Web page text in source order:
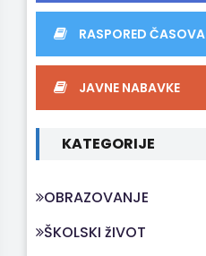
RASPORED ČASOVA
JAVNE NABAVKE
KATEGORIJE
OBRAZOVANJE
ŠKOLSKI žIVOT